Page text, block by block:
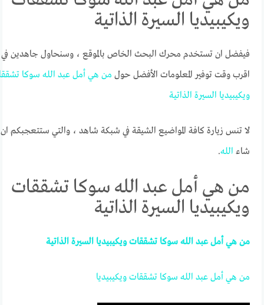
ويكيبيديا السيرة الذاتية
فيفضل ان تستخدم محرك البحث الخاص بالموقع ، وسنحاول جاهدين في
اقرب وقت توفير المعلومات الأفضل حول من هي أمل عبد الله سوكا
ويكيبيديا السيرة الذاتية
لا تنس زيارة كافة المواضيع الشيقة في شبكة شاهد ، والتي ستتعجبكم ان
شاء الله.
من هي أمل عبد الله سوكا تشققات
ويكيبيديا السيرة الذاتية
من هي أمل عبد الله سوكا تشققات ويكيبيديا السيرة الذاتية
من هي أمل عبد الله سوكا تشققات ويكيبيديا